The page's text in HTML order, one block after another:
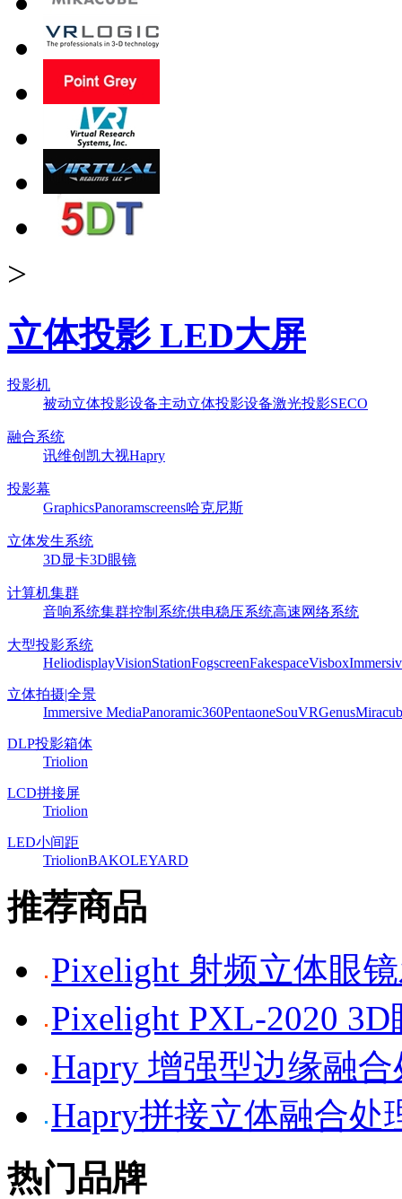
>
立体投影 LED大屏
投影机
被动立体投影设备主动立体投影设备激光投影SECO
融合系统
讯维创凯大视Hapry
投影幕
GraphicsPanoramscreens哈克尼斯
立体发生系统
3D显卡3D眼镜
计算机集群
音响系统集群控制系统供电稳压系统高速网络系统
大型投影系统
HeliodisplayVisionStationFogscreenFakespaceVisbox
立体拍摄|全景
Immersive MediaPanoramic360PentaoneSouVRGenus
DLP投影箱体
Triolion
LCD拼接屏
Triolion
LED小间距
TriolionBAKOLEYARD
推荐商品
Pixelight 射频立体眼
Pixelight PXL-2020 3D
Hapry 增强型边缘融
Hapry拼接立体融合处
热门品牌